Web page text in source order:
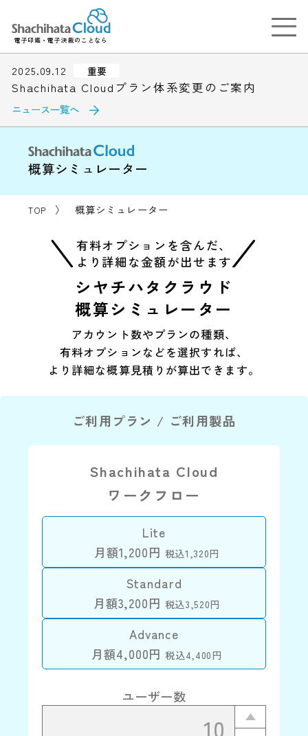
電子印鑑・電子決裁のことなら
2025.09.12 重要
Shachihata Cloudプラン体系変更のご案内
ニュース一覧へ
概算シミュレーター
TOP 〉 概算シミュレーター
有料オプションを含んだ、
より詳細な金額が出せます
シヤチハタクラウド
概算シミュレーター
アカウント数やプランの種類、
有料オプションなどを選択すれば、
より詳細な概算見積りが算出できます。
ご利用プラン / ご利用製品
Shachihata Cloud
ワークフロー
Lite
月額1,200円 税込1,320円
Standard
月額3,200円 税込3,520円
Advance
月額4,000円 税込4,400円
ユーザー数
金額
概算お見積もりの詳細を見る